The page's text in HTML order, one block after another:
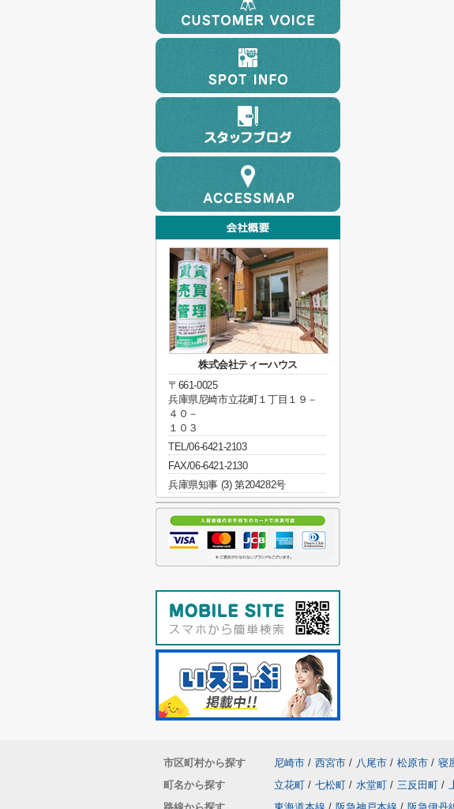
株式会社ティーハウス
〒661-0025
兵庫県尼崎市立花町１丁目１９－
４０－
１０３
TEL/06-6421-2103
FAX/06-6421-2130
兵庫県知事 (3) 第204282号
市区町村から探す 尼崎市 / 西宮市 / 八尾市 / 松原市 / 寝
町名から探す
立花町 / 七松町 / 水堂町 / 三反田町 /